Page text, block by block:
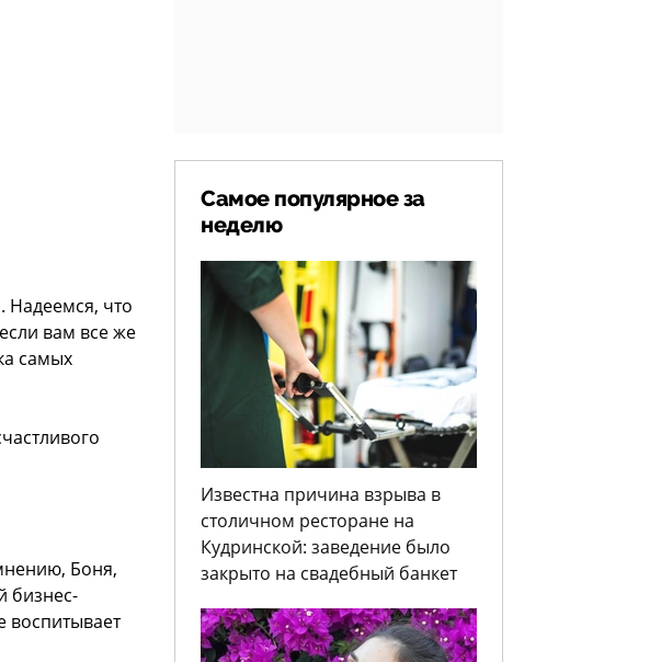
Надеемся, что
вам все же
самых
Боня,
бизнес-
воспитывает
Самое популярное за
неделю
Известна причина взрыва в
столичном ресторане на
Кудринской: заведение было
закрыто на свадебный банкет